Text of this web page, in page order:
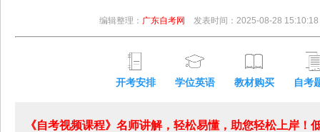
编辑整理： 广东自考网 发表时间：2025-08-28 15:10:18
开考安排 学位英语 教材购买 自考
《自考视频课程》名师讲解，轻松易懂，助您轻松上岸！